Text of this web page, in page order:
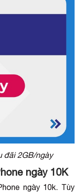
đãi 2GB/ngày
ngày 10K
ngày 10k. Tùy